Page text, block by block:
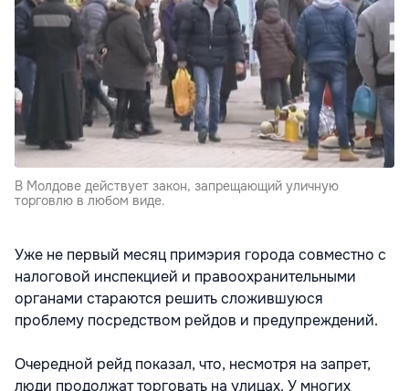
В Молдове действует закон, запрещающий уличную
торговлю в любом виде.
Уже не первый месяц примэрия города совместно с
налоговой инспекцией и правоохранительными
органами стараются решить сложившуюся
проблему посредством рейдов и предупреждений.
Очередной рейд показал, что, несмотря на запрет,
люди продолжат торговать на улицах. У многих